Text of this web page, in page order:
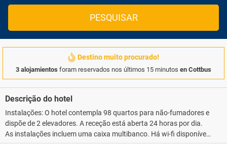
PESQUISAR
Destino muito procurado!
3 alojamientos foram reservados nos últimos 15 minutos en Cottbus
Descrição do hotel
Instalações: O hotel contempla 98 quartos para não-fumadores e
dispõe de 2 elevadores. A receção está aberta 24 horas por dia.
As instalações incluem uma caixa multibanco. Há wi-fi disponível